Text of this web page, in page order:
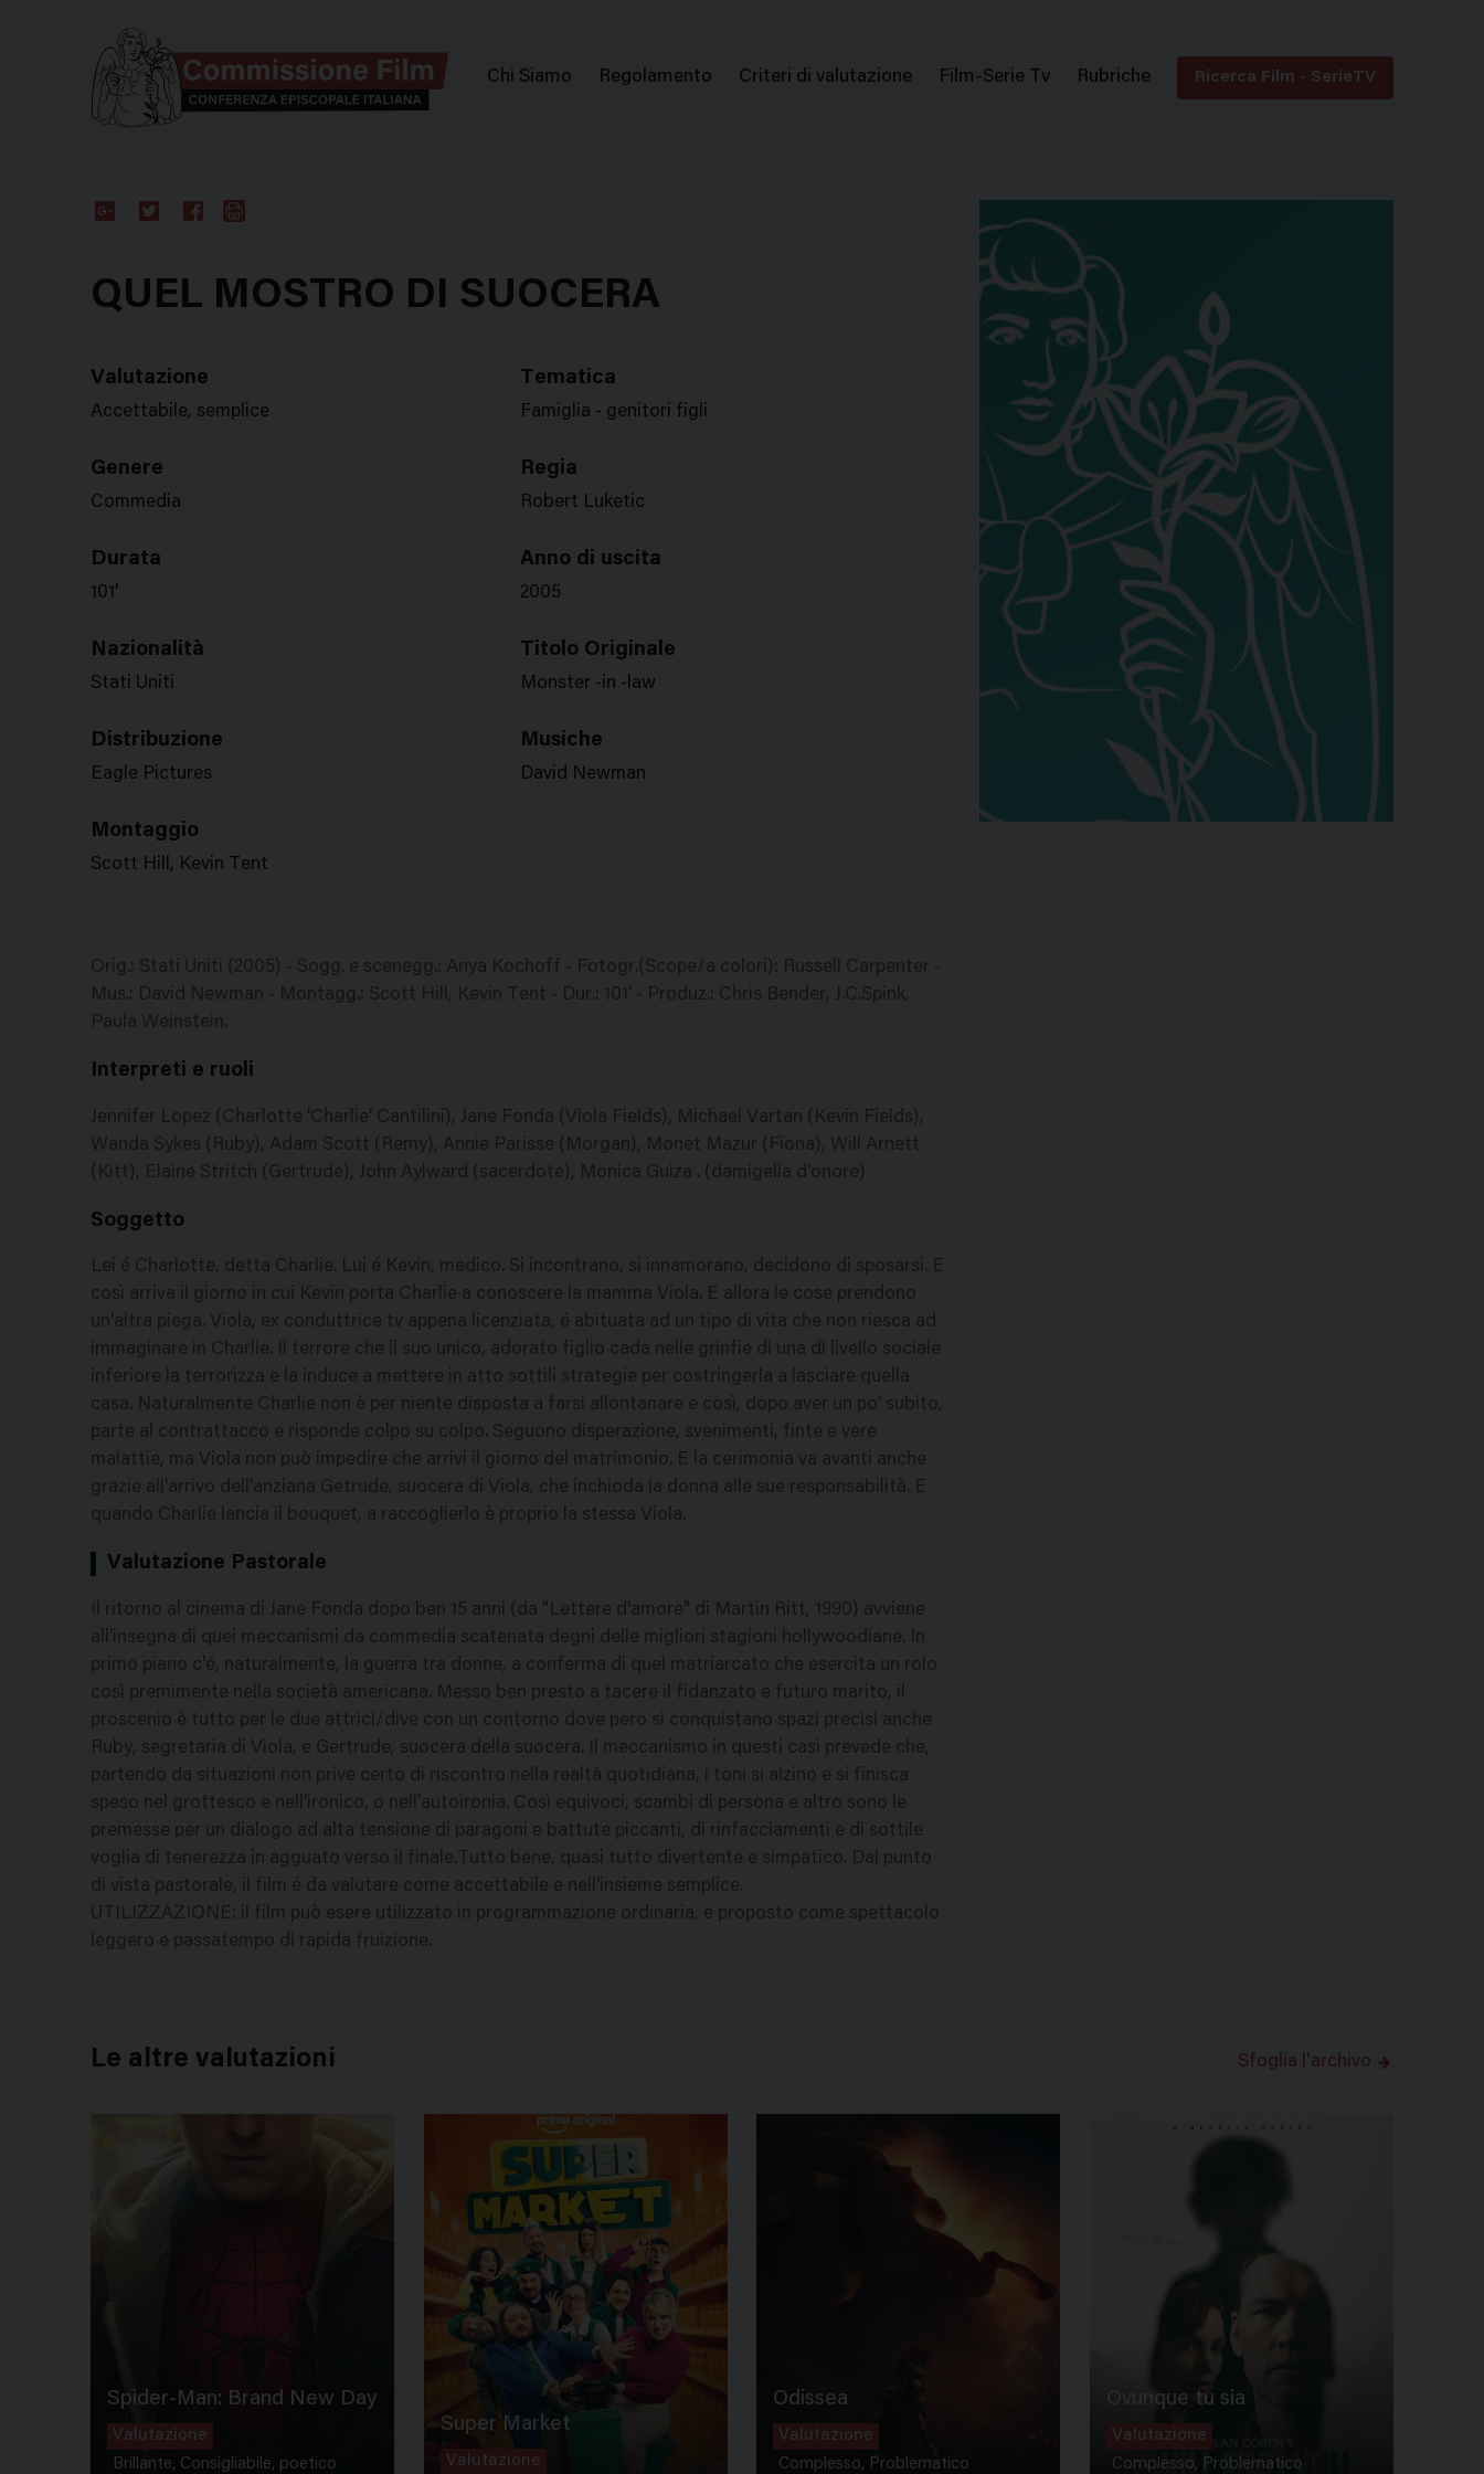
Menu
Chi Siamo Regolamento Criteri di valutazione Film-Serie Tv Rubriche Ricerca Film - SerieTV
QUEL MOSTRO DI SUOCERA
Valutazione
Accettabile, semplice
Tematica
Famiglia - genitori figli
Genere
Commedia
Regia
Robert Luketic
Durata
101'
Anno di uscita
2005
Nazionalità
Stati Uniti
Titolo Originale
Monster -in -law
Distribuzione
Eagle Pictures
Musiche
David Newman
Montaggio
Scott Hill, Kevin Tent
Orig.: Stati Uniti (2005) - Sogg. e scenegg.: Anya Kochoff - Fotogr.(Scope/a colori): Russell Carpenter -
Mus.: David Newman - Montagg.: Scott Hill, Kevin Tent - Dur.: 101' - Produz.: Chris Bender, J.C.Spink,
Paula Weinstein.
Interpreti e ruoli
Jennifer Lopez (Charlotte 'Charlie' Cantilini), Jane Fonda (Viola Fields), Michael Vartan (Kevin Fields),
Wanda Sykes (Ruby), Adam Scott (Remy), Annie Parisse (Morgan), Monet Mazur (Fiona), Will Arnett
(Kitt), Elaine Stritch (Gertrude), John Aylward (sacerdote), Monica Guiza . (damigella d'onore)
Soggetto
Lei é Charlotte, detta Charlie. Lui é Kevin, medico. Si incontrano, si innamorano, decidono di sposarsi. E
così arriva il giorno in cui Kevin porta Charlie a conoscere la mamma Viola. E allora le cose prendono
un'altra piega. Viola, ex conduttrice tv appena licenziata, é abituata ad un tipo di vita che non riesca ad
immaginare in Charlie. Il terrore che il suo unico, adorato figlio cada nelle grinfie di una di livello sociale
inferiore la terrorizza e la induce a mettere in atto sottili strategie per costringerla a lasciare quella
casa. Naturalmente Charlie non è per niente disposta a farsi allontanare e così, dopo aver un po' subito,
parte al contrattacco e risponde colpo su colpo. Seguono disperazione, svenimenti, finte e vere
malattie, ma Viola non può impedire che arrivi il giorno del matrimonio. E la cerimonia va avanti anche
grazie all'arrivo dell'anziana Getrude, suocera di Viola, che inchioda la donna alle sue responsabilità. E
quando Charlie lancia il bouquet, a raccoglierlo è proprio la stessa Viola.
Valutazione Pastorale
Il ritorno al cinema di Jane Fonda dopo ben 15 anni (da "Lettere d'amore" di Martin Ritt, 1990) avviene
all'insegna di quei meccanismi da commedia scatenata degni delle migliori stagioni hollywoodiane. In
primo piano c'é, naturalmente, la guerra tra donne, a conferma di quel matriarcato che esercita un rolo
così premimente nella società americana. Messo ben presto a tacere il fidanzato e futuro marito, il
proscenio è tutto per le due attrici/dive con un contorno dove pero si conquistano spazi precisi anche
Ruby, segretaria di Viola, e Gertrude, suocera della suocera. Il meccanismo in questi casi prevede che,
partendo da situazioni non prive certo di riscontro nella realtà quotidiana, i toni si alzino e si finisca
speso nel grottesco e nell'ironico, o nell'autoironia. Così equivoci, scambi di persona e altro sono le
premesse per un dialogo ad alta tensione di paragoni e battute piccanti, di rinfacciamenti e di sottile
voglia di tenerezza in agguato verso il finale.Tutto bene, quasi tutto divertente e simpatico. Dal punto
di vista pastorale, il film é da valutare come accettabile e nell'insieme semplice.
UTILIZZAZIONE: il film può esere utilizzato in programmazione ordinaria, e proposto come spettacolo
leggero e passatempo di rapida fruizione.
Le altre valutazioni Sfoglia l'archivo
Spider-Man: Brand New Day
Valutazione
Brillante, Consigliabile, poetico
Super Market
Valutazione
Odissea
Valutazione
Complesso, Problematico
Ovunque tu sia
Valutazione
Complesso, Problematico